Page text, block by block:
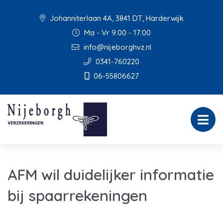
Johanniterlaan 4A, 3841 DT, Harderwijk
Ma - Vr 9:00 - 17:00
info@nijeborghvz.nl
0341-760220
06-55806627
AFM wil duidelijker informatie
bij spaarrekeningen